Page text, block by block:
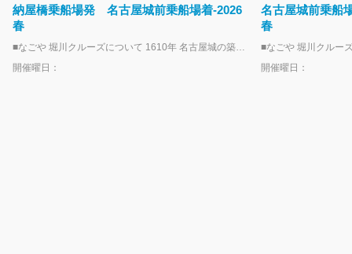
納屋橋乗船場発 名古屋城前乗船場着-2026
春
■なごや 堀川クルーズについて 1610年 名古屋城の築城とともに誕生した堀川で、「なごや堀川クルーズ」に乗船して水上散歩が楽しめます。 乗船場は、名古屋城正門から徒歩３分「名古屋城前乗船場」と伏見駅徒歩７分「納屋橋乗船場」、2024年秋より就航となった円頓寺商店街や四間道すぐの「五条橋乗船場」の３点を運航します。 運航は、期間中の毎週土曜・日曜・祝日を中心に一部平日を運航します。 乗船場近隣で使えるお得な特典や特別企画などがありますので、名古屋・堀川周辺の観光やグルメ、歴史探訪をぜひお楽しみください！ 詳しくは「なごや堀川クルーズ」専用ウェブサイトをご覧ください https://www.nagoya-horikawa-cruise.jp/ ーーーーーーお子様とご乗船の方へーーーーーー ・未就学児のお子様は、大人１名につき、１人まで無料となります。 ※２人目以降は小人のチケットが必要になります。 ーーーーーーーーー注意事項ーーーーーーーーー ・本プランは周遊プランではなく、片道となりますので予めご了承ください。 ・乗船予約は運航日当日のAM6:00締め切りとなります。それ以降のご乗船につきましては直接お越しくださいませ。 ・天候状況並びに河川の状況次第で運航を中止する場合がございます、予めご了承ください。 ・船内にお手洗いはございません、ご乗船前に予めお済ませいただきますよう、ご協力お願いいたします。 ・ご乗船いただく際にライフジャケットのご着用をお願いしております。 ・当船はバリアフリー適応除外船となりますので予めご了承ください。 ・使用している船舶および船着場に階段や段差がございます。 職員が可能な限りお手伝いしますが、乗船時に安全の確保が難しい場合、ご乗船できないことがございます。
開催曜日：
名古屋城前乗船
春
開催曜日：